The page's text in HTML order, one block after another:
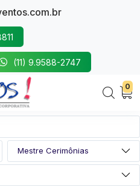
(11) 9.9588-2747
0